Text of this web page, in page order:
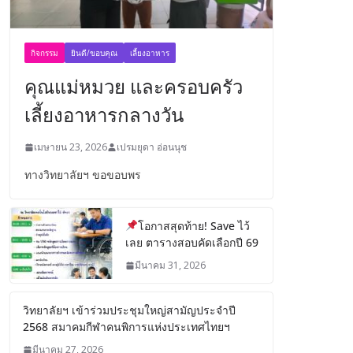
กิจกรรม ยินดี/ขอบคุณ เลี้ยงอาหาร
คุณแม่หมวย และครอบครัว
เลี้ยงอาหารกลางวัน
เมษายน 23, 2026 เปรมยุดา อ่อนนุช
ทางวิทยาลัยฯ ขอขอบพร
โอกาสสุดท้าย! Save ไว้
เลย ตารางสอบคัดเลือกปี 69
มีนาคม 31, 2026
วิทยาลัยฯ เข้าร่วมประชุมใหญ่สามัญประจำปี
2568 สมาคมกีฬาคนพิการแห่งประเทศไทยฯ
มีนาคม 27, 2026